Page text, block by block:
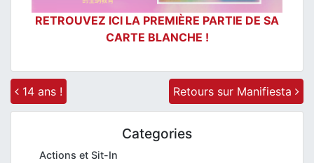
RETROUVEZ ICI LA PREMIÈRE PARTIE DE SA
CARTE BLANCHE !
Post navigation
14 ans ! Retours sur Manifiesta
Categories
Actions et Sit-In